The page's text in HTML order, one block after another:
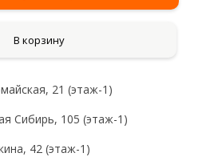
В корзину
21 (этаж-1)
Сибирь, 105 (этаж-1)
42 (этаж-1)